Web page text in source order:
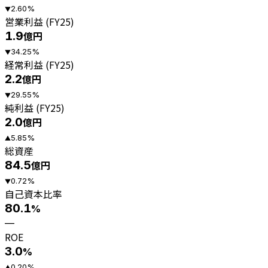
▼2.60%
営業利益 (FY25)
1.9億円
▼34.25%
経常利益 (FY25)
2.2億円
▼29.55%
純利益 (FY25)
2.0億円
▲5.85%
総資産
84.5億円
▼0.72%
自己資本比率
80.1%
—
ROE
3.0%